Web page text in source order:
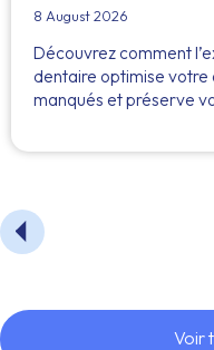
8 August 2026
Découvrez comment
dentaire optimise votre
manqués et préserve
Voir